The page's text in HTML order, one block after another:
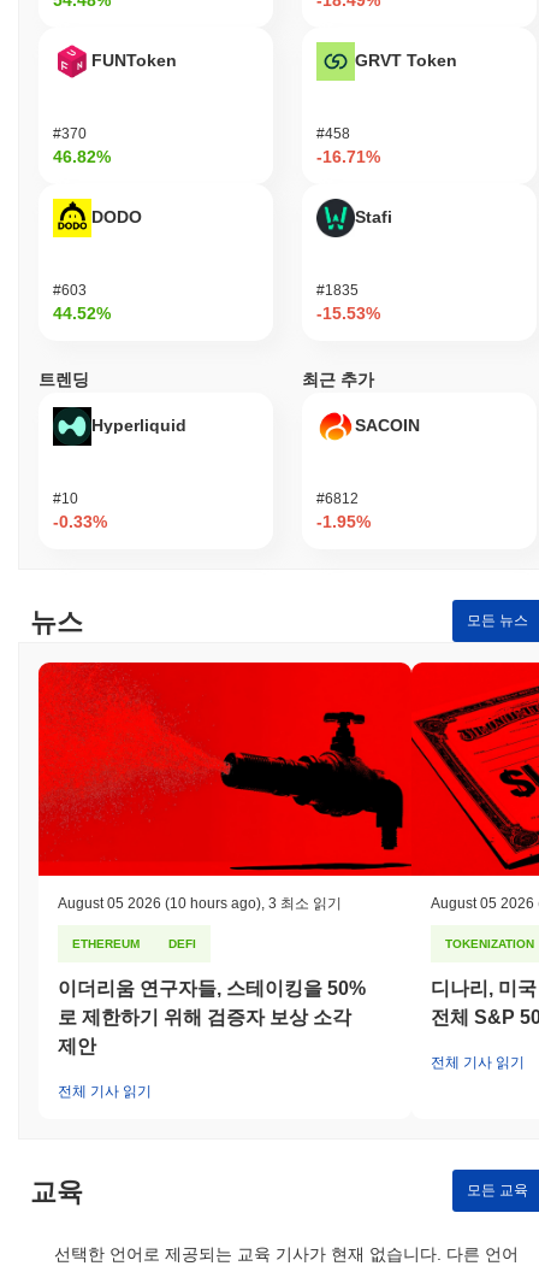
FUNToken
#370
46.82%
DODO
#603
44.52%
GRVT Token
#458
-16.71%
Stafi
#1835
-15.53%
트렌딩
Hyperliquid
#10
-0.33%
최근 추가
SACOIN
#6812
-1.95%
뉴스 모든 뉴스
August 05 2026 (10 hours ago) 3 최소 읽기
ETHEREUM DEFI
이더리움 연구자들, 스테이킹을 50%
로 제한하기 위해 검증자 보상 소각
제안
전체 기사 읽기
August 05 2026
TOKENIZATION
디나리, 미
전체 S&P
전체 기사 읽기
교육 모든 교육
선택한 언어로 제공되는 교육 기사가 현재 없습니다. 다른 언어